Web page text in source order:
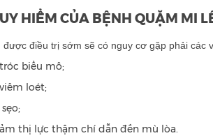
HIỂM CỦA BỆNH QUẶM MI
được điều trị sớm sẽ có nguy cơ gặp phải các
biểu mô;
loét;
thị lực thậm chí dẫn đến mù lòa.